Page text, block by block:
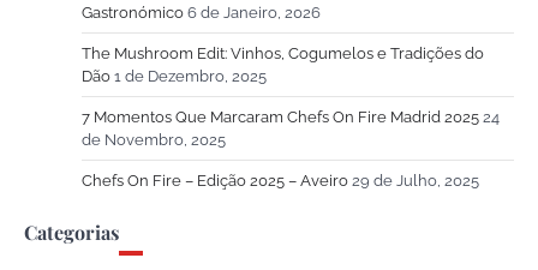
Gastronómico 6 de Janeiro, 2026
The Mushroom Edit: Vinhos, Cogumelos e Tradições do
Dão 1 de Dezembro, 2025
7 Momentos Que Marcaram Chefs On Fire Madrid 2025 24
de Novembro, 2025
Chefs On Fire – Edição 2025 – Aveiro 29 de Julho, 2025
Categorias